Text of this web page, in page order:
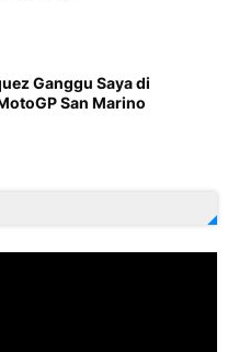
Ganggu Saya di
San Marino